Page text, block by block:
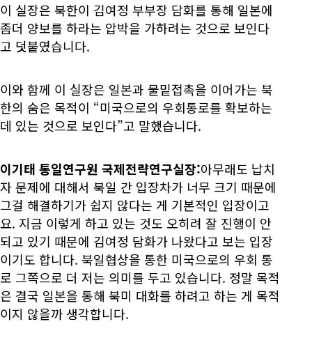
이 실장은 북한이 김여정 부부장 담화를 통해 일본에
좀더 양보를 하라는 압박을 가하려는 것으로 보인다
고 덧붙였습니다.
이와 함께 이 실장은 일본과 물밑접촉을 이어가는 북
한의 숨은 목적이 “미국으로의 우회통로를 확보하는
데 있는 것으로 보인다”고 말했습니다.
이기태 통일연구원 국제전략연구실장:아무래도 납치
자 문제에 대해서 북일 간 입장차가 너무 크기 때문에
그걸 해결하기가 쉽지 않다는 게 기본적인 입장이고
요. 지금 이렇게 하고 있는 것도 오히려 잘 진행이 안
되고 있기 때문에 김여정 담화가 나왔다고 보는 입장
이기도 합니다. 북일협상을 통한 미국으로의 우회 통
로 그쪽으로 더 저는 의미를 두고 있습니다. 정말 목적
은 결국 일본을 통해 북미 대화를 하려고 하는 게 목적
이지 않을까 생각합니다.